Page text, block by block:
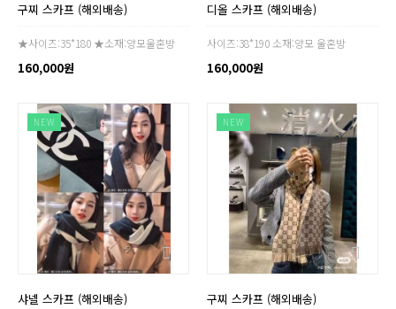
구찌 스카프 (해외배송)
★사이즈:35*180 ★소재:양모울혼방
160,000원
디올 스카프 (해외배송)
사이즈:38*190 소재:양모 울혼방
160,000원
NEW
샤넬 스카프 (해외배송)
NEW
구찌 스카프 (해외배송)